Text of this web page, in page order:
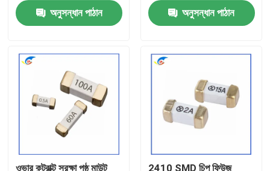
গুণমান নিয়ন্ত্রণ
পিটিসি থার্মিস্টর
অনুসন্ধান পাঠান
অনুসন্ধান পাঠান
ওভার কন্ট্রাক্ট সুরক্ষা পৃষ্ঠ মাউন্ট 2410 SMD চিপ ফিউজ